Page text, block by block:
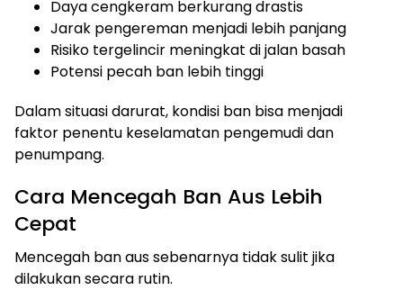
Daya cengkeram berkurang drastis
Jarak pengereman menjadi lebih panjang
Risiko tergelincir meningkat di jalan basah
Potensi pecah ban lebih tinggi
Dalam situasi darurat, kondisi ban bisa menjadi
faktor penentu keselamatan pengemudi dan
penumpang.
Cara Mencegah Ban Aus Lebih
Cepat
Mencegah ban aus sebenarnya tidak sulit jika
dilakukan secara rutin.